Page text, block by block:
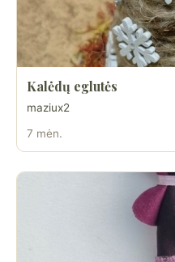
Kalėdų eglutės
maziux2
7 mėn.